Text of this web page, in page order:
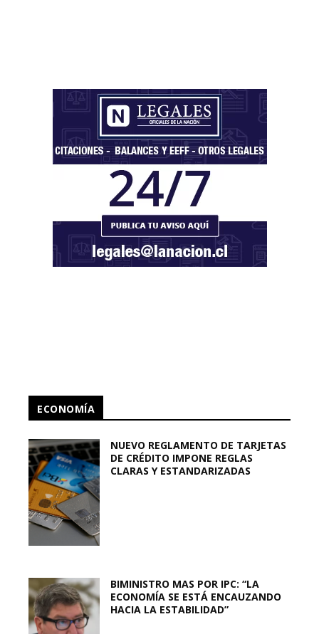
ECONOMÍA
NUEVO REGLAMENTO DE TARJETAS
DE CRÉDITO IMPONE REGLAS
CLARAS Y ESTANDARIZADAS
BIMINISTRO MAS POR IPC: “LA
ECONOMÍA SE ESTÁ ENCAUZANDO
HACIA LA ESTABILIDAD”